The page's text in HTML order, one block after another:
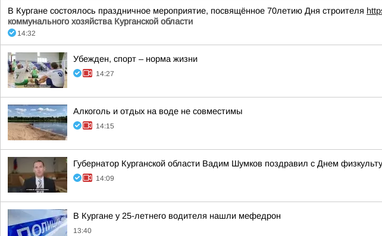
В Кургане состоялось праздничное мероприятие, посвящённое 70летию Дня строителя
коммунального хозяйства Курганской области
14:32
Убежден, спорт – норма жизни
14:27
Алкоголь и отдых на воде не совместимы
14:15
Губернатор Курганской области Вадим Шумков поздравил с Днем
14:09
В Кургане у 25-летнего водителя нашли мефедрон
13:40